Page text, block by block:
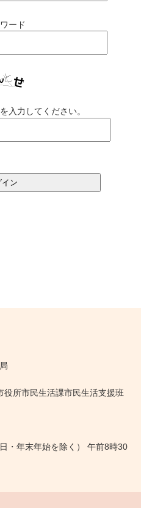
ード
入力してください。
所市民生活課市民生活支援班
・年末年始を除く） 午前8時30